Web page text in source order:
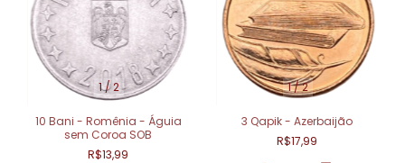
1/2
10 Bani - Romênia - Águia
sem Coroa SOB
R$13,99
1/2
3 Qapik - Azerbaijão
R$17,99